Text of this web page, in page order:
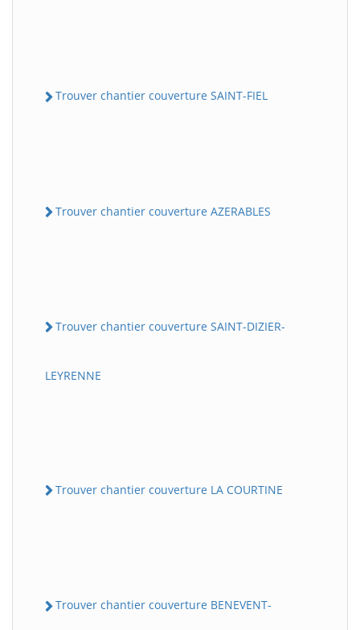
Trouver chantier couverture SAINT-FIEL
Trouver chantier couverture AZERABLES
Trouver chantier couverture SAINT-DIZIER-
LEYRENNE
Trouver chantier couverture LA COURTINE
Trouver chantier couverture BENEVENT-